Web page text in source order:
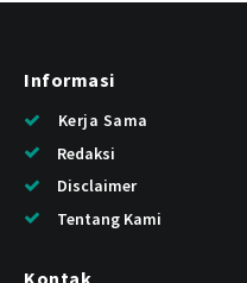
Informasi
Kerja Sama
Redaksi
Disclaimer
Tentang Kami